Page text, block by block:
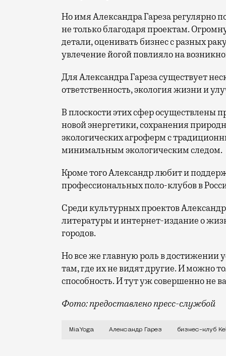
Но имя Александра Гареза регулярно
не только благодаря проектам.
детали, оценивать бизнес с разных
увлечение йогой повлияло на
Для Александра Гареза существует
ответственность, экология жизни и
В плоскости этих сфер осуществлены
новой энергетики, сохранения
экологических агроферм с
минимальным экологическим следом.
Кроме того Александр любит и
профессиональных поло-клубов в
Среди культурных проектов
литературы и интернет-издание о
городов.
Но все же главную роль в достижении
там, где их не видят другие. И можно
способность. И тут уж совершенно не
Фото: предоставлено пресс-службой
Зарубежные инвесторы нередко
MiaYoga Александр Гарез бизнес-клуб